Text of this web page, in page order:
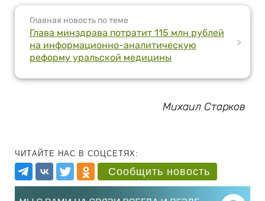
Главная новость по теме
Глава минздрава потратит 115 млн рублей
на информационно-аналитическую
реформу уральской медицины
>
Михаил Старков
ЧИТАЙТЕ НАС В СОЦСЕТЯХ:
Сообщить новость